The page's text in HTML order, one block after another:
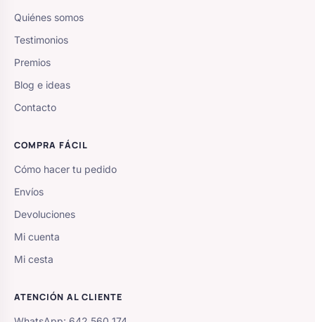
Quiénes somos
Testimonios
Premios
Blog e ideas
Contacto
COMPRA FÁCIL
Cómo hacer tu pedido
Envíos
Devoluciones
Mi cuenta
Mi cesta
ATENCIÓN AL CLIENTE